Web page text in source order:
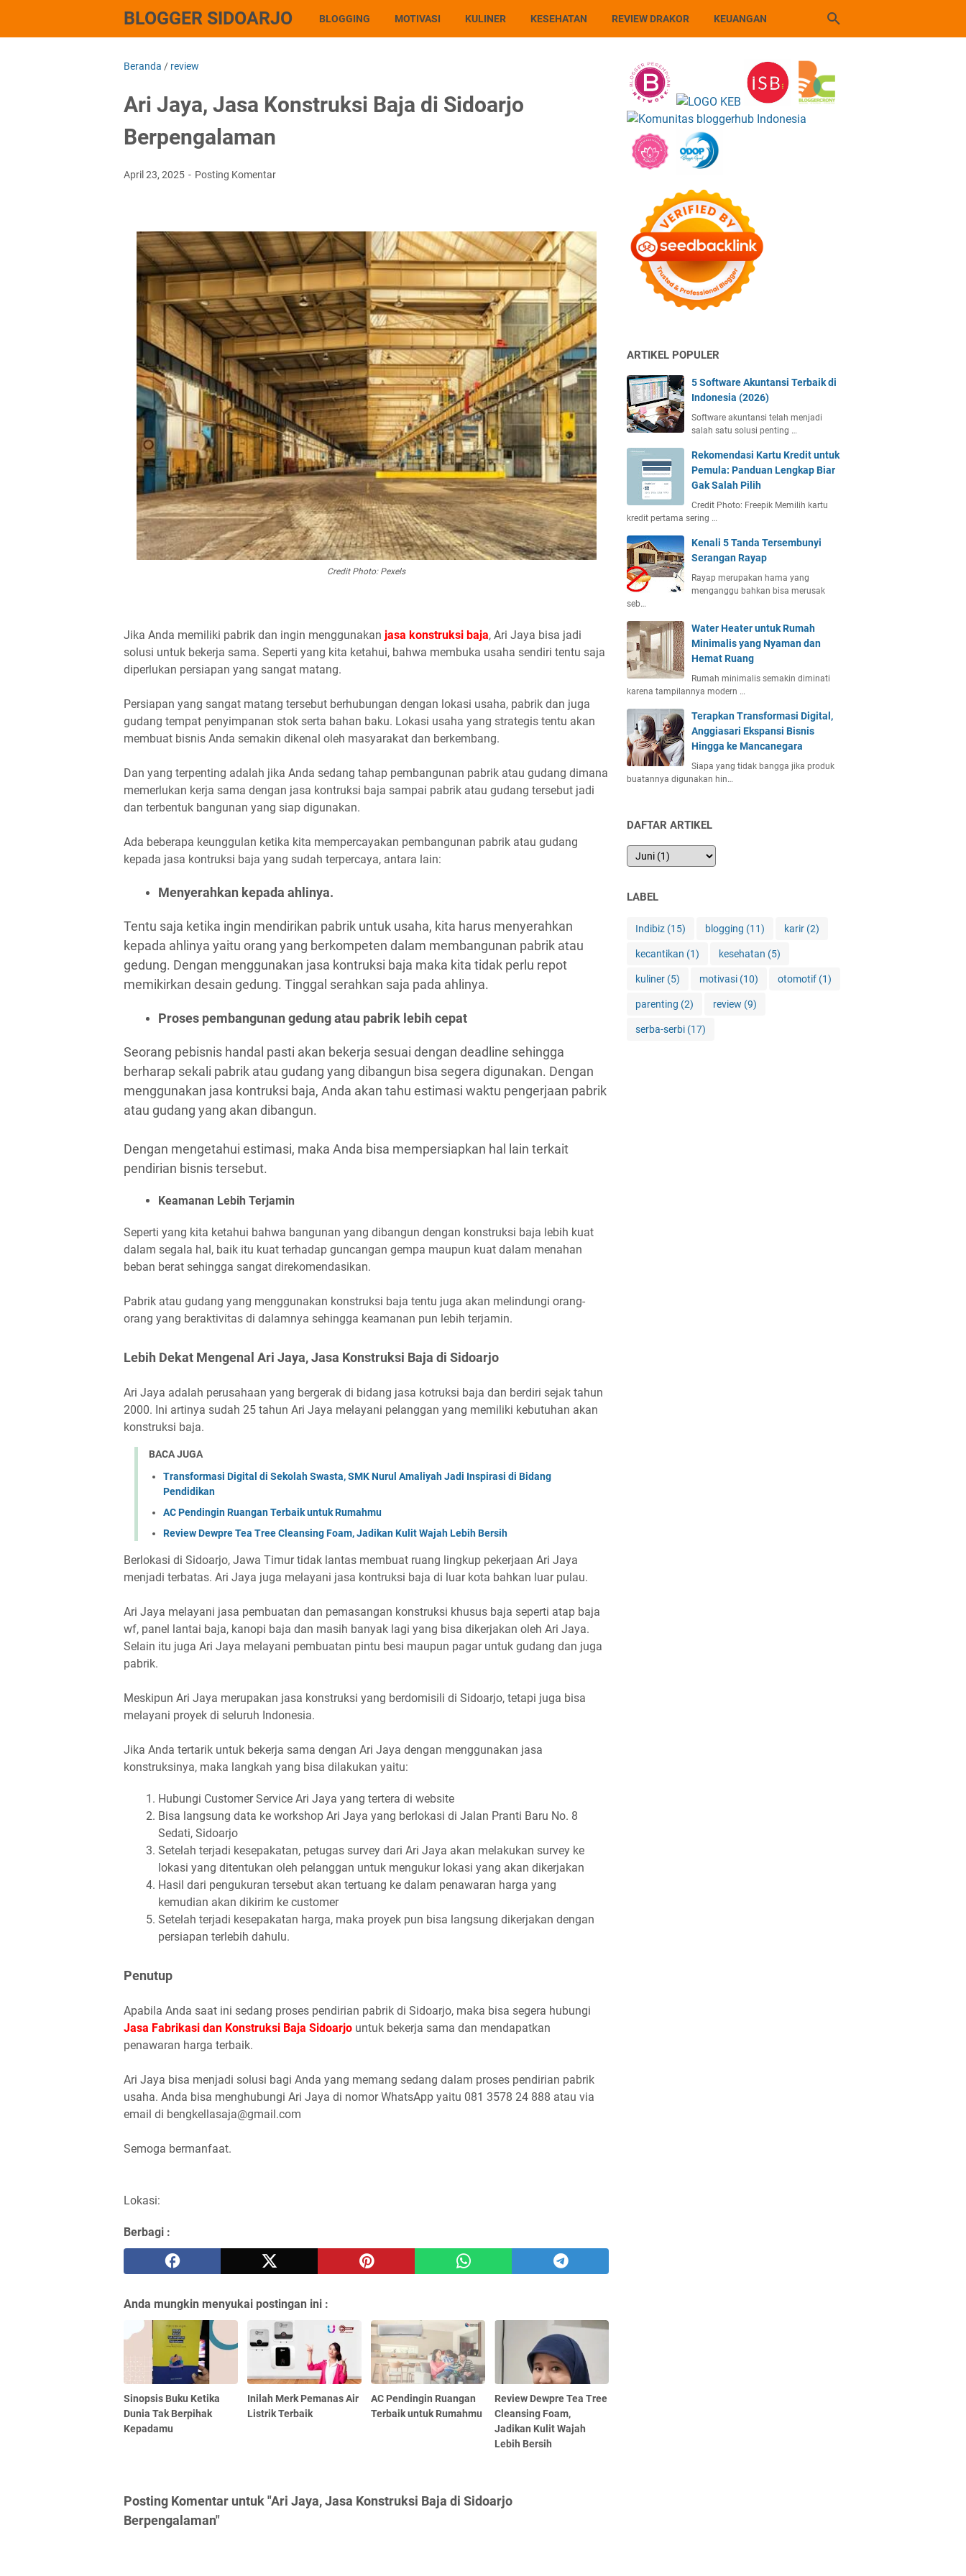
BLOGGER SIDOARJO BLOGGING MOTIVASI KULINER KESEHATAN REVIEW DRAKOR KEUANGAN
Beranda / review
Ari Jaya, Jasa Konstruksi Baja di Sidoarjo
Berpengalaman
April 23, 2025 Posting Komentar
Credit Photo: Pexels
Jika Anda memiliki pabrik dan ingin menggunakan jasa konstruksi baja, Ari Jaya bisa jadi
solusi untuk bekerja sama. Seperti yang kita ketahui, bahwa membuka usaha sendiri tentu saja
diperlukan persiapan yang sangat matang.
Persiapan yang sangat matang tersebut berhubungan dengan lokasi usaha, pabrik dan juga
gudang tempat penyimpanan stok serta bahan baku. Lokasi usaha yang strategis tentu akan
membuat bisnis Anda semakin dikenal oleh masyarakat dan berkembang.
Dan yang terpenting adalah jika Anda sedang tahap pembangunan pabrik atau gudang dimana
memerlukan kerja sama dengan jasa kontruksi baja sampai pabrik atau gudang tersebut jadi
dan terbentuk bangunan yang siap digunakan.
Ada beberapa keunggulan ketika kita mempercayakan pembangunan pabrik atau gudang
kepada jasa kontruksi baja yang sudah terpercaya, antara lain:
Menyerahkan kepada ahlinya.
Tentu saja ketika ingin mendirikan pabrik untuk usaha, kita harus menyerahkan
kepada ahlinya yaitu orang yang berkompeten dalam membangunan pabrik atau
gedung. Dengan menggunakan jasa kontruksi baja maka kita tidak perlu repot
memikirkan desain gedung. Tinggal serahkan saja pada ahlinya.
Proses pembangunan gedung atau pabrik lebih cepat
Seorang pebisnis handal pasti akan bekerja sesuai dengan deadline sehingga
berharap sekali pabrik atau gudang yang dibangun bisa segera digunakan. Dengan
menggunakan jasa kontruksi baja, Anda akan tahu estimasi waktu pengerjaan pabrik
atau gudang yang akan dibangun.
Dengan mengetahui estimasi, maka Anda bisa mempersiapkan hal lain terkait
pendirian bisnis tersebut.
Keamanan Lebih Terjamin
Seperti yang kita ketahui bahwa bangunan yang dibangun dengan konstruksi baja lebih kuat
dalam segala hal, baik itu kuat terhadap guncangan gempa maupun kuat dalam menahan
beban berat sehingga sangat direkomendasikan.
Pabrik atau gudang yang menggunakan konstruksi baja tentu juga akan melindungi orang-
orang yang beraktivitas di dalamnya sehingga keamanan pun lebih terjamin.
Lebih Dekat Mengenal Ari Jaya, Jasa Konstruksi Baja di Sidoarjo
Ari Jaya adalah perusahaan yang bergerak di bidang jasa kotruksi baja dan berdiri sejak tahun
2000. Ini artinya sudah 25 tahun Ari Jaya melayani pelanggan yang memiliki kebutuhan akan
konstruksi baja.
BACA JUGA
Transformasi Digital di Sekolah Swasta, SMK Nurul Amaliyah Jadi Inspirasi di Bidang
Pendidikan
AC Pendingin Ruangan Terbaik untuk Rumahmu
Review Dewpre Tea Tree Cleansing Foam, Jadikan Kulit Wajah Lebih Bersih
Berlokasi di Sidoarjo, Jawa Timur tidak lantas membuat ruang lingkup pekerjaan Ari Jaya
menjadi terbatas. Ari Jaya juga melayani jasa kontruksi baja di luar kota bahkan luar pulau.
Ari Jaya melayani jasa pembuatan dan pemasangan konstruksi khusus baja seperti atap baja
wf, panel lantai baja, kanopi baja dan masih banyak lagi yang bisa dikerjakan oleh Ari Jaya.
Selain itu juga Ari Jaya melayani pembuatan pintu besi maupun pagar untuk gudang dan juga
pabrik.
Meskipun Ari Jaya merupakan jasa konstruksi yang berdomisili di Sidoarjo, tetapi juga bisa
melayani proyek di seluruh Indonesia.
Jika Anda tertarik untuk bekerja sama dengan Ari Jaya dengan menggunakan jasa
konstruksinya, maka langkah yang bisa dilakukan yaitu:
Hubungi Customer Service Ari Jaya yang tertera di website
Bisa langsung data ke workshop Ari Jaya yang berlokasi di Jalan Pranti Baru No. 8
Sedati, Sidoarjo
Setelah terjadi kesepakatan, petugas survey dari Ari Jaya akan melakukan survey ke
lokasi yang ditentukan oleh pelanggan untuk mengukur lokasi yang akan dikerjakan
Hasil dari pengukuran tersebut akan tertuang ke dalam penawaran harga yang
kemudian akan dikirim ke customer
Setelah terjadi kesepakatan harga, maka proyek pun bisa langsung dikerjakan dengan
persiapan terlebih dahulu.
Penutup
Apabila Anda saat ini sedang proses pendirian pabrik di Sidoarjo, maka bisa segera hubungi
Jasa Fabrikasi dan Konstruksi Baja Sidoarjo untuk bekerja sama dan mendapatkan
penawaran harga terbaik.
Ari Jaya bisa menjadi solusi bagi Anda yang memang sedang dalam proses pendirian pabrik
usaha. Anda bisa menghubungi Ari Jaya di nomor WhatsApp yaitu 081 3578 24 888 atau via
email di bengkellasaja@gmail.com
Semoga bermanfaat.
Lokasi:
Berbagi :
Anda mungkin menyukai postingan ini :
Sinopsis Buku Ketika
Dunia Tak Berpihak
Kepadamu
Inilah Merk Pemanas Air
Listrik Terbaik
AC Pendingin Ruangan
Terbaik untuk Rumahmu
Review Dewpre Tea Tree
Cleansing Foam,
Jadikan Kulit Wajah
Lebih Bersih
Posting Komentar untuk "Ari Jaya, Jasa Konstruksi Baja di Sidoarjo
Berpengalaman"
ARTIKEL POPULER
5 Software Akuntansi Terbaik di
Indonesia (2026)
Software akuntansi telah menjadi
salah satu solusi penting …
Rekomendasi Kartu Kredit untuk
Pemula: Panduan Lengkap Biar
Gak Salah Pilih
Credit Photo: Freepik Memilih kartu
kredit pertama sering …
Kenali 5 Tanda Tersembunyi
Serangan Rayap
Rayap merupakan hama yang
menganggu bahkan bisa merusak
seb…
Water Heater untuk Rumah
Minimalis yang Nyaman dan
Hemat Ruang
Rumah minimalis semakin diminati
karena tampilannya modern …
Terapkan Transformasi Digital,
Anggiasari Ekspansi Bisnis
Hingga ke Mancanegara
Siapa yang tidak bangga jika produk
buatannya digunakan hin…
DAFTAR ARTIKEL
LABEL
Indibiz (15) blogging (11) karir (2)
kecantikan (1) kesehatan (5)
kuliner (5) motivasi (10) otomotif (1)
parenting (2) review (9)
serba-serbi (17)